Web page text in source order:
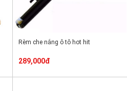
Rèm che nắng ô tô hot hit
289,000đ